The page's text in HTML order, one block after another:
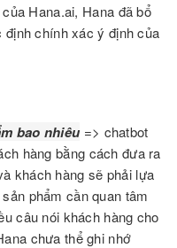
Hana.ai, Hana đã bổ
chính xác ý định của
bao nhiêu=> chatbot
hàng bằng cách đưa ra
khách hàng sẽ phải lựa
phẩm cần quan tâm
câu nói khách hàng cho
chưa thể ghi nhớ